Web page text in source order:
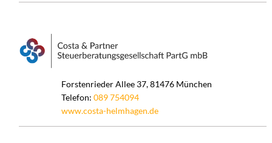
Forstenrieder Allee 37, 81476 München
Telefon:089 754094
www.costa-helmhagen.de